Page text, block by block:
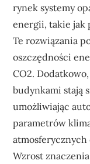
rynek systemy
energii, takie jak
Te rozwiązania
oszczędności
CO2.
budynkami stają
umożliwiając
parametrów
Wzrost